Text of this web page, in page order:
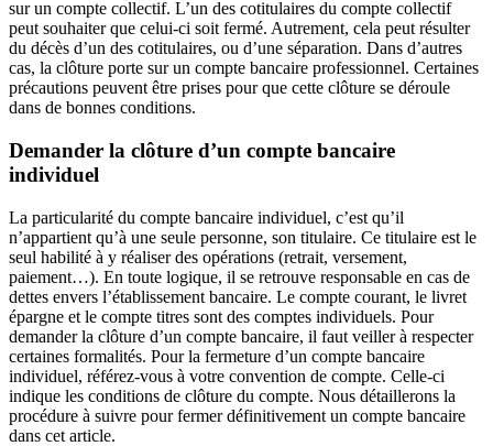
sur un compte collectif. L’un des cotitulaires du compte collectif
peut souhaiter que celui-ci soit fermé. Autrement, cela peut résulter
du décès d’un des cotitulaires, ou d’une séparation. Dans d’autres
cas, la clôture porte sur un compte bancaire professionnel. Certaines
précautions peuvent être prises pour que cette clôture se déroule
dans de bonnes conditions.
Demander la clôture d’un compte bancaire
individuel
La particularité du compte bancaire individuel, c’est qu’il
n’appartient qu’à une seule personne, son titulaire. Ce titulaire est le
seul habilité à y réaliser des opérations (retrait, versement,
paiement…). En toute logique, il se retrouve responsable en cas de
dettes envers l’établissement bancaire. Le compte courant, le livret
épargne et le compte titres sont des comptes individuels. Pour
demander la clôture d’un compte bancaire, il faut veiller à respecter
certaines formalités. Pour la fermeture d’un compte bancaire
individuel, référez-vous à votre convention de compte. Celle-ci
indique les conditions de clôture du compte. Nous détaillerons la
procédure à suivre pour fermer définitivement un compte bancaire
dans cet article.